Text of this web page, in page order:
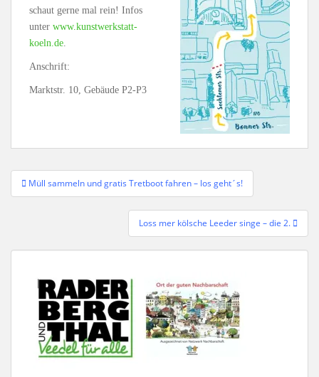
schaut gerne mal rein! Infos
unter www.kunstwerkstatt-
koeln.de
Anschrift:
Marktstr. 10, Gebäude P2-P3
Beitragsnavigation
Müll sammeln und gratis Tretboot fahren – los geht´s!
Loss mer kölsche Leeder singe – die 2.